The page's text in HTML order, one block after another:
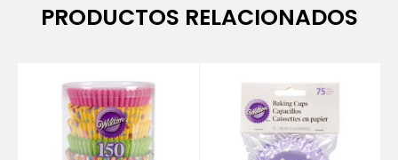
PRODUCTOS RELACIONADOS